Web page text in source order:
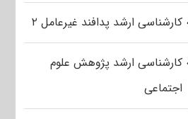
کارشناسی ارشد پدافند غیرعامل ۲
کارشناسی ارشد پژوهش علوم
اجتماعی